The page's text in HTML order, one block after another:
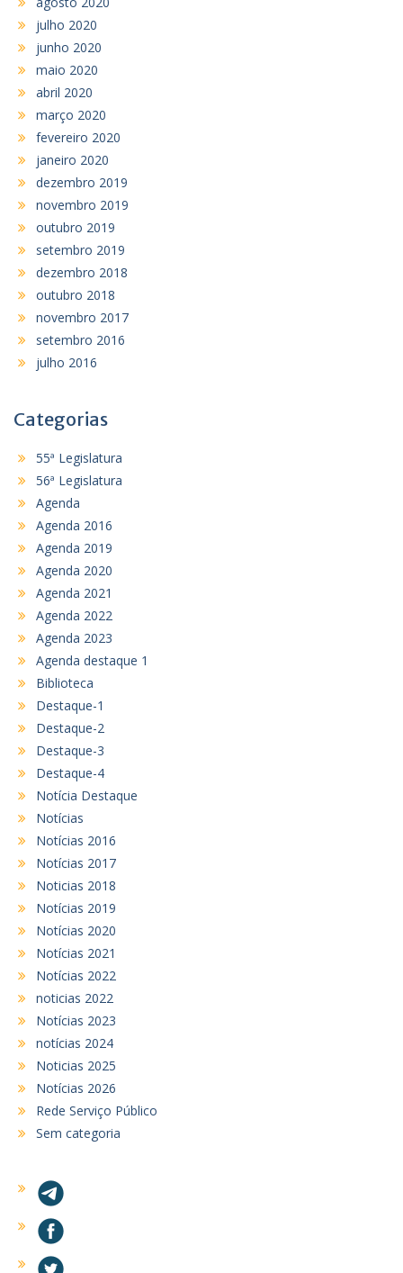
julho 2020
junho 2020
maio 2020
abril 2020
março 2020
fevereiro 2020
janeiro 2020
dezembro 2019
novembro 2019
outubro 2019
setembro 2019
dezembro 2018
outubro 2018
novembro 2017
setembro 2016
julho 2016
Categorias
55ª Legislatura
56ª Legislatura
Agenda
Agenda 2016
Agenda 2019
Agenda 2020
Agenda 2021
Agenda 2022
Agenda 2023
Agenda destaque 1
Biblioteca
Destaque-1
Destaque-2
Destaque-3
Destaque-4
Notícia Destaque
Notícias
Notícias 2016
Notícias 2017
Noticias 2018
Notícias 2019
Notícias 2020
Notícias 2021
Notícias 2022
noticias 2022
Notícias 2023
notícias 2024
Noticias 2025
Notícias 2026
Rede Serviço Público
Sem categoria